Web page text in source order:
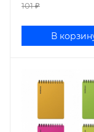
101₽
В